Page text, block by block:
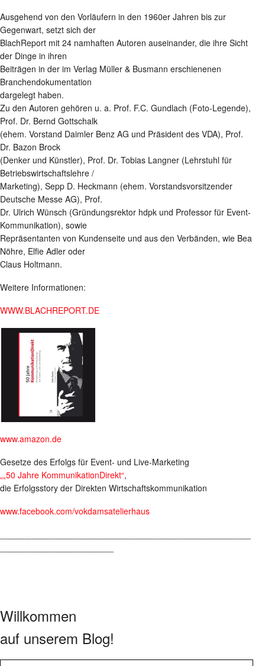
Ausgehend von den Vorläufern in den 1960er Jahren bis zur
Gegenwart, setzt sich der
BlachReport mit 24 namhaften Autoren auseinander, die ihre Sicht
der Dinge in ihren
Beiträgen in der im Verlag Müller & Busmann erschienenen
Branchendokumentation
dargelegt haben.
Zu den Autoren gehören u. a. Prof. F.C. Gundlach (Foto-Legende),
Prof. Dr. Bernd Gottschalk
(ehem. Vorstand Daimler Benz AG und Präsident des VDA), Prof.
Dr. Bazon Brock
(Denker und Künstler), Prof. Dr. Tobias Langner (Lehrstuhl für
Betriebswirtschaftslehre /
Marketing), Sepp D. Heckmann (ehem. Vorstandsvorsitzender
Deutsche Messe AG), Prof.
Dr. Ulrich Wünsch (Gründungsrektor hdpk und Professor für Event-
Kommunikation), sowie
Repräsentanten von Kundenseite und aus den Verbänden, wie Bea
Nöhre, Elfie Adler oder
Claus Holtmann.
Weitere Informationen:
WWW.BLACHREPORT.DE
www.amazon.de
Gesetze des Erfolgs für Event- und Live-Marketing
„„50 Jahre KommunikationDirekt“,
die Erfolgsstory der Direkten Wirtschaftskommunikation
www.facebook.com/vokdamsatelierhaus
Willkommen
auf unserem Blog!